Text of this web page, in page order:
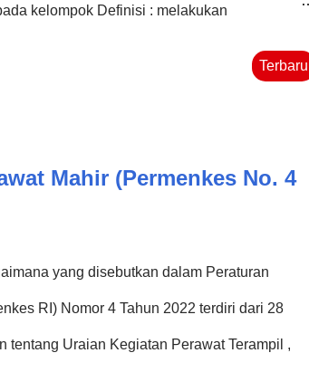
kelompok Definisi : melakukan
kesehatan, menilai fasilitas pelayanan
Kerja : Pengkajian yang dilakukan sesuai
dasar pada masyarakat Definisi :
Terbaru
Mahir (Permenkes No. 4
yang disebutkan dalam Peraturan
RI) Nomor 4 Tahun 2022 terdiri dari 28
tentang Uraian Kegiatan Perawat Terampil ,